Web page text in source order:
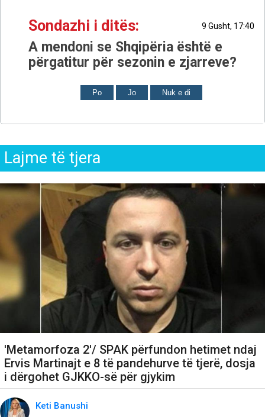
Sondazhi i ditës: 9 Gusht, 17:40
A mendoni se Shqipëria është e
përgatitur për sezonin e zjarreve?
Po Jo Nuk e di
Lajme të tjera
'Metamorfoza 2'/ SPAK përfundon hetimet ndaj
Ervis Martinajt e 8 të pandehurve të tjerë, dosja
i dërgohet GJKKO-së për gjykim
Keti Banushi